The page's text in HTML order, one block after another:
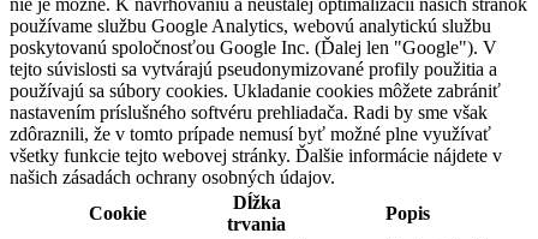
nie je možné. K navrhovaniu a neustálej optimalizácii našich stránok
používame službu Google Analytics, webovú analytickú službu
poskytovanú spoločnosťou Google Inc. (Ďalej len "Google"). V
tejto súvislosti sa vytvárajú pseudonymizované profily použitia a
používajú sa súbory cookies. Ukladanie cookies môžete zabrániť
nastavením príslušného softvéru prehliadača. Radi by sme však
zdôraznili, že v tomto prípade nemusí byť možné plne využívať
všetky funkcie tejto webovej stránky. Ďalšie informácie nájdete v
našich zásadách ochrany osobných údajov.
Cookie
Dĺžka
trvania
Popis